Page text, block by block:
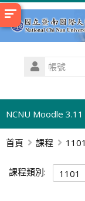
跳
至
號
NCNU Moodle 3.11
正體中文 ‎(zh_tw)‎
首頁 課程 1101
課程類別: